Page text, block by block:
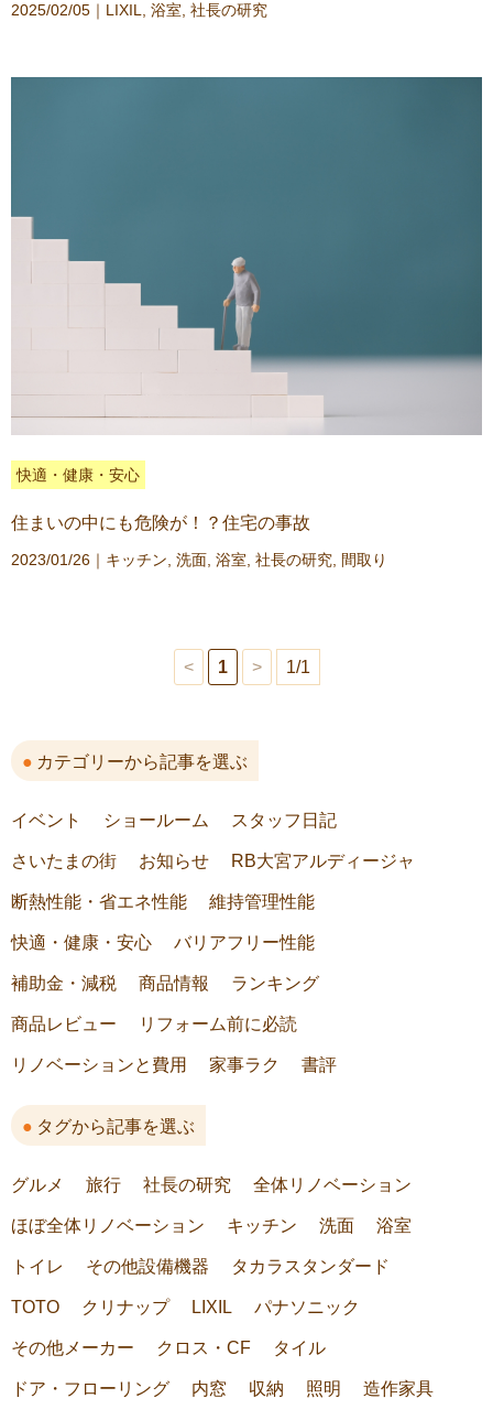
2025/02/05｜ LIXIL, 浴室, 社長の研究
快適・健康・安心
住まいの中にも危険が！？住宅の事故
2023/01/26｜ キッチン 洗面 浴室 社長の研究 間取り
< 1 > 1/1
カテゴリーから記事を選ぶ
イベント ショールーム スタッフ日記
さいたまの街 お知らせ RB大宮アルディージャ
断熱性能・省エネ性能 維持管理性能
快適・健康・安心 バリアフリー性能
補助金・減税 商品情報 ランキング
商品レビュー リフォーム前に必読
リノベーションと費用 家事ラク 書評
タグから記事を選ぶ
グルメ 旅行 社長の研究 全体リノベーション
ほぼ全体リノベーション キッチン 洗面 浴室
トイレ その他設備機器 タカラスタンダード
TOTO クリナップ LIXIL パナソニック
その他メーカー クロス・CF タイル
ドア・フローリング 内窓 収納 照明 造作家具